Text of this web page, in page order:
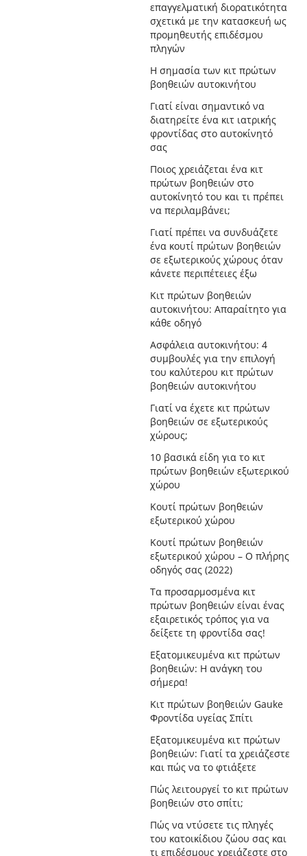
επαγγελματική διορατικότητα
σχετικά με την κατασκευή ως
προμηθευτής επιδέσμου
πληγών
Η σημασία των κιτ πρώτων
βοηθειών αυτοκινήτου
Γιατί είναι σημαντικό να
διατηρείτε ένα κιτ ιατρικής
φροντίδας στο αυτοκίνητό
σας
Ποιος χρειάζεται ένα κιτ
πρώτων βοηθειών στο
αυτοκίνητό του και τι πρέπει
να περιλαμβάνει;
Γιατί πρέπει να συνδυάζετε
ένα κουτί πρώτων βοηθειών
σε εξωτερικούς χώρους όταν
κάνετε περιπέτειες έξω
Κιτ πρώτων βοηθειών
αυτοκινήτου: Απαραίτητο για
κάθε οδηγό
Ασφάλεια αυτοκινήτου: 4
συμβουλές για την επιλογή
του καλύτερου κιτ πρώτων
βοηθειών αυτοκινήτου
Γιατί να έχετε κιτ πρώτων
βοηθειών σε εξωτερικούς
χώρους;
10 βασικά είδη για το κιτ
πρώτων βοηθειών εξωτερικού
χώρου
Κουτί πρώτων βοηθειών
εξωτερικού χώρου
Κουτί πρώτων βοηθειών
εξωτερικού χώρου – Ο πλήρης
οδηγός σας (2022)
Τα προσαρμοσμένα κιτ
πρώτων βοηθειών είναι ένας
εξαιρετικός τρόπος για να
δείξετε τη φροντίδα σας!
Εξατομικευμένα κιτ πρώτων
βοηθειών: Η ανάγκη του
σήμερα!
Κιτ πρώτων βοηθειών Gauke
Φροντίδα υγείας Σπίτι
Εξατομικευμένα κιτ πρώτων
βοηθειών: Γιατί τα χρειάζεστε
και πώς να το φτιάξετε
Πώς λειτουργεί το κιτ πρώτων
βοηθειών στο σπίτι;
Πώς να ντύσετε τις πληγές
του κατοικίδιου ζώου σας και
τι επιδέσμους χρειάζεστε στο